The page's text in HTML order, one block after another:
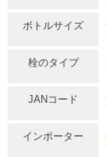
ボトルサイズ
栓のタイプ
JANコード
インポーター